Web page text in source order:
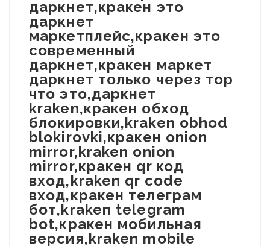
даркнет,кракен это
даркнет
маркетплейс,кракен это
современный
даркнет,кракен маркет
даркнет только через тор
что это,даркнет
kraken,кракен обход
блокировки,kraken obhod
blokirovki,кракен onion
mirror,kraken onion
mirror,кракен qr код
вход,kraken qr code
вход,кракен телеграм
бот,kraken telegram
bot,кракен мобильная
версия,kraken mobile